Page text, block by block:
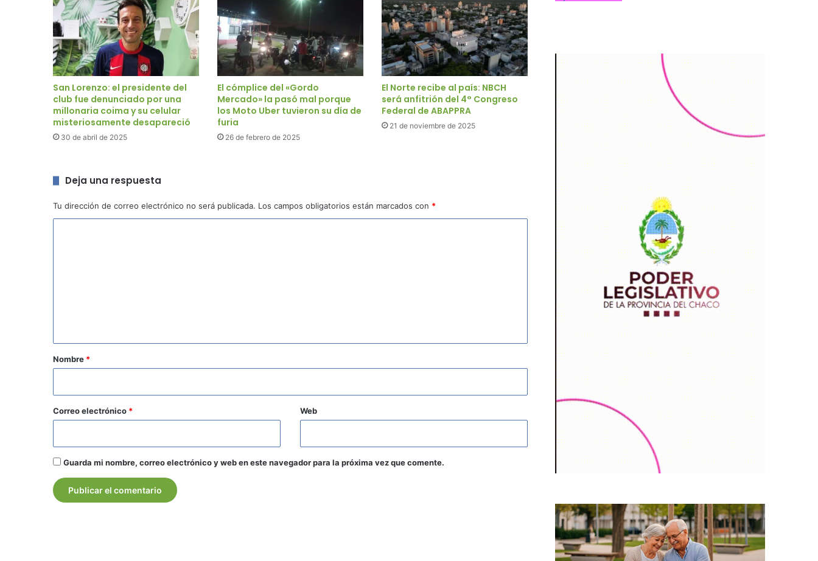
San Lorenzo: el presidente del
club fue denunciado por una
millonaria coima y su celular
misteriosamente desapareció
30 de abril de 2025
El cómplice del «Gordo
Mercado» la pasó mal porque
los Moto Uber tuvieron su día de
furia
26 de febrero de 2025
El Norte recibe al país: NBCH
será anfitrión del 4° Congreso
Federal de ABAPPRA
21 de noviembre de 2025
Deja una respuesta
Tu dirección de correo electrónico no será publicada. Los campos obligatorios están marcados con *
r
o
*
Nombre *
Correo electrónico * Web
Guarda mi nombre, correo electrónico y web en este navegador para la próxima vez que comente.